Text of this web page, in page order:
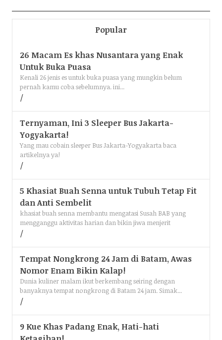
Popular
26 Macam Es khas Nusantara yang Enak
Untuk Buka Puasa
Kenali 26 jenis es untuk buka puasa yang mungkin belum
pernah kamu coba sebelumnya. ini...
Ternyaman, Ini 3 Sleeper Bus Jakarta-
Yogyakarta!
Yang mau cobain sleeper Bus Jakarta-Yogyakarta baca
artikelnya ya!
5 Khasiat Buah Senna untuk Tubuh Tetap Fit
dan Anti Sembelit
khasiat buah senna membantu mengatasi Susah BAB yang
mengganggu aktivitas harian dan bikin jiwa menjerit
Tempat Nongkrong 24 Jam di Batam, Awas
Nomor Enam Bikin Kalap!
Dunia kuliner malam ikut berkembang seiring dengan
banyaknya tempat nongkrong di Batam 24 jam. Simak...
9 Kue Khas Padang Enak, Hati-hati